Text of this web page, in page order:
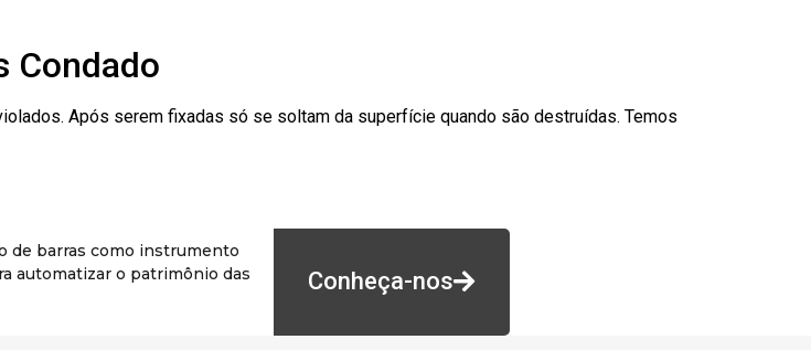
Condado
Após serem fixadas só se soltam da superfície quando são destruídas. Temos
de barras como instrumento
automatizar o patrimônio das
Conheça-nos